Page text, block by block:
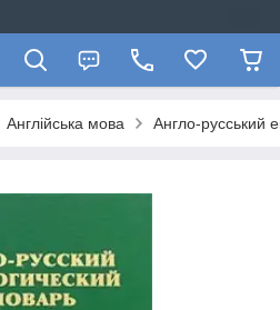
Англійська мова Англо-русський